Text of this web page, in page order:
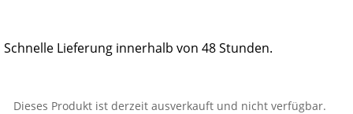
Schnelle Lieferung innerhalb von 48 Stunden.
Dieses Produkt ist derzeit ausverkauft und nicht verfügbar.